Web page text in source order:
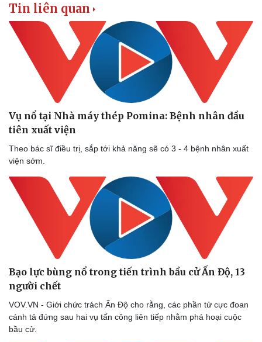
Tin liên quan
Vụ nổ tại Nhà máy thép Pomina: Bệnh nhân đầu
tiên xuất viện
Theo bác sĩ điều trị, sắp tới khả năng sẽ có 3 - 4 bệnh nhân xuất
viện sớm.
Bạo lực bùng nổ trong tiến trình bầu cử Ấn Độ, 13
người chết
VOV.VN - Giới chức trách Ấn Độ cho rằng, các phần tử cực đoan
cánh tả đứng sau hai vụ tấn công liên tiếp nhằm phá hoại cuộc
bầu cử.